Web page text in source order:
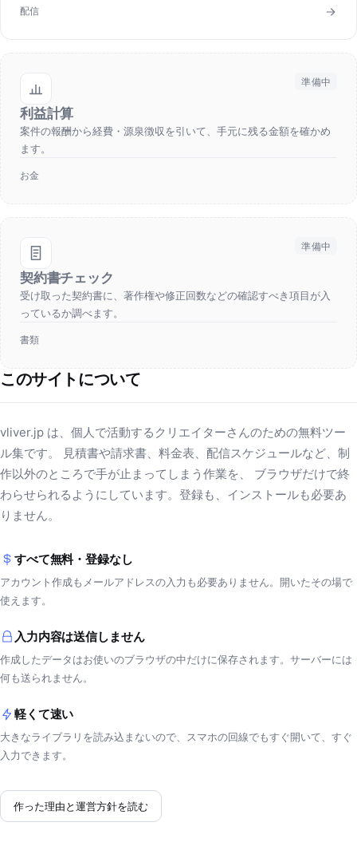
配信
準備中
利益計算
案件の報酬から経費・源泉徴収を引いて、手元に残る金額を確かめ
ます。
お金
準備中
契約書チェック
受け取った契約書に、著作権や修正回数などの確認すべき項目が入
っているか調べます。
書類
このサイトについて
vliver.jp は、個人で活動するクリエイターさんのための無料ツー
ル集です。 見積書や請求書、料金表、配信スケジュールなど、制
作以外のところで手が止まってしまう作業を、 ブラウザだけで終
わらせられるようにしています。登録も、インストールも必要あ
りません。
すべて無料・登録なし
アカウント作成もメールアドレスの入力も必要ありません。開いたその場で
使えます。
入力内容は送信しません
作成したデータはお使いのブラウザの中だけに保存されます。サーバーには
何も送られません。
軽くて速い
大きなライブラリを読み込まないので、スマホの回線でもすぐ開いて、すぐ
入力できます。
作った理由と運営方針を読む